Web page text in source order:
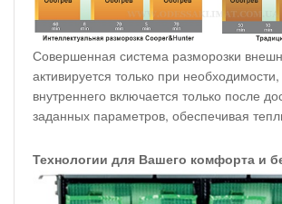
Совершенная система разморозки
активируется только при
внутреннего включается только после
заданных параметров, обеспечивая
Технологии для Вашего комфорта и